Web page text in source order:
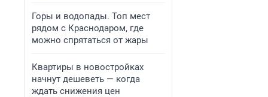
Горы и водопады. Топ мест
рядом с Краснодаром, где
можно спрятаться от жары
Квартиры в новостройках
начнут дешеветь — когда
ждать снижения цен